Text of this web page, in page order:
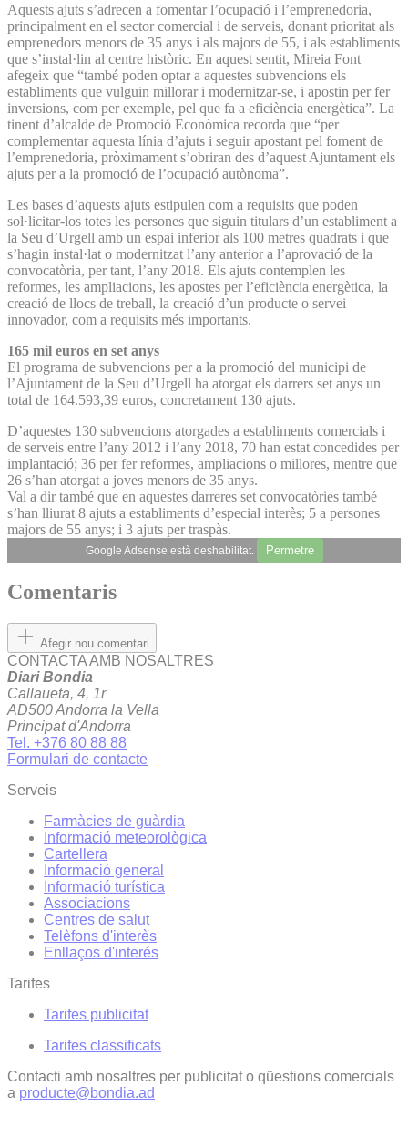
Aquests ajuts s’adrecen a fomentar l’ocupació i l’emprenedoria,
principalment en el sector comercial i de serveis, donant prioritat als
emprenedors menors de 35 anys i als majors de 55, i als establiments
que s’instal·lin al centre històric. En aquest sentit, Mireia Font
afegeix que “també poden optar a aquestes subvencions els
establiments que vulguin millorar i modernitzar-se, i apostin per fer
inversions, com per exemple, pel que fa a eficiència energètica”. La
tinent d’alcalde de Promoció Econòmica recorda que “per
complementar aquesta línia d’ajuts i seguir apostant pel foment de
l’emprenedoria, pròximament s’obriran des d’aquest Ajuntament els
ajuts per a la promoció de l’ocupació autònoma”.
Les bases d’aquests ajuts estipulen com a requisits que poden
sol·licitar-los totes les persones que siguin titulars d’un establiment a
la Seu d’Urgell amb un espai inferior als 100 metres quadrats i que
s’hagin instal·lat o modernitzat l’any anterior a l’aprovació de la
convocatòria, per tant, l’any 2018. Els ajuts contemplen les
reformes, les ampliacions, les apostes per l’eficiència energètica, la
creació de llocs de treball, la creació d’un producte o servei
innovador, com a requisits més importants.
165 mil euros en set anys
El programa de subvencions per a la promoció del municipi de
l’Ajuntament de la Seu d’Urgell ha atorgat els darrers set anys un
total de 164.593,39 euros, concretament 130 ajuts.
D’aquestes 130 subvencions atorgades a establiments comercials i
de serveis entre l’any 2012 i l’any 2018, 70 han estat concedides per
implantació; 36 per fer reformes, ampliacions o millores, mentre que
26 s’han atorgat a joves menors de 35 anys.
Val a dir també que en aquestes darreres set convocatòries també
s’han lliurat 8 ajuts a establiments d’especial interès; 5 a persones
majors de 55 anys; i 3 ajuts per traspàs.
Google Adsense està deshabilitat. Permetre
Comentaris
Afegir nou comentari
CONTACTA AMB NOSALTRES
Diari Bondia
Callaueta, 4, 1r
AD500 Andorra la Vella
Principat d'Andorra
Tel. +376 80 88 88
Formulari de contacte
Serveis
Farmàcies de guàrdia
Informació meteorològica
Cartellera
Informació general
Informació turística
Associacions
Centres de salut
Telèfons d'interès
Enllaços d'interés
Tarifes
Tarifes publicitat
Tarifes classificats
Contacti amb nosaltres per publicitat o qüestions comercials
a producte@bondia.ad